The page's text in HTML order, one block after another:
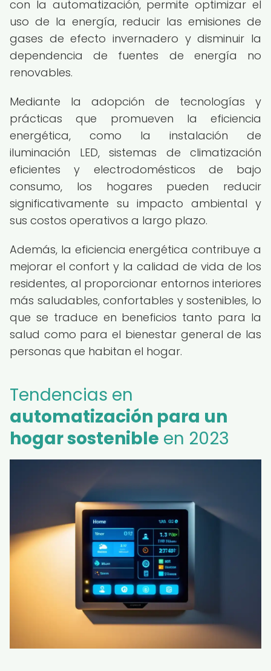
con la automatización, permite optimizar el
uso de la energía, reducir las emisiones de
gases de efecto invernadero y disminuir la
dependencia de fuentes de energía no
renovables.
Mediante la adopción de tecnologías y
prácticas que promueven la eficiencia
energética, como la instalación de
iluminación LED, sistemas de climatización
eficientes y electrodomésticos de bajo
consumo, los hogares pueden reducir
significativamente su impacto ambiental y
sus costos operativos a largo plazo.
Además, la eficiencia energética contribuye a
mejorar el confort y la calidad de vida de los
residentes, al proporcionar entornos interiores
más saludables, confortables y sostenibles, lo
que se traduce en beneficios tanto para la
salud como para el bienestar general de las
personas que habitan el hogar.
Tendencias en
automatización para un
hogar sostenible en 2023